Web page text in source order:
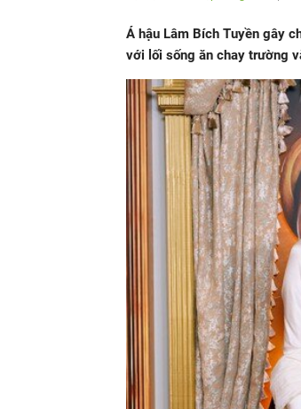
Á hậu Lâm Bích Tuyền gây
với lối sống ăn chay trường